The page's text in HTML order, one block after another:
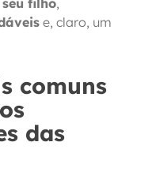
filho,
e, claro, um
comuns
das